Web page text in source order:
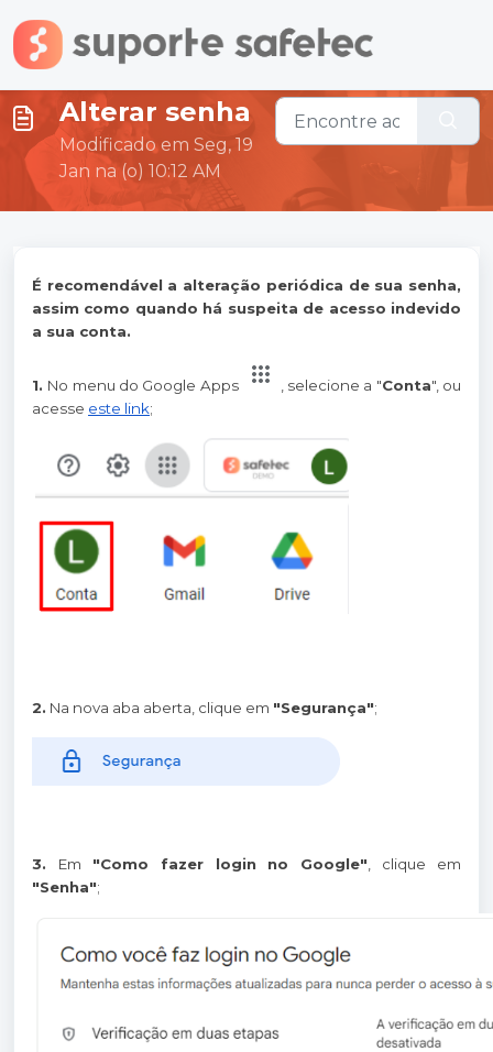
Ir para o conteúdo principal
Alterar senha
Modificado em Seg, 19
Jan na (o) 10:12 AM
É recomendável a alteração periódica de sua senha,
assim como quando há suspeita de acesso indevido
a sua conta.
1. No menu do Google Apps , selecione a "Conta", ou
acesse este link;
2. Na nova aba aberta, clique em "Segurança";
3. Em "Como fazer login no Google" , clique em
"Senha";